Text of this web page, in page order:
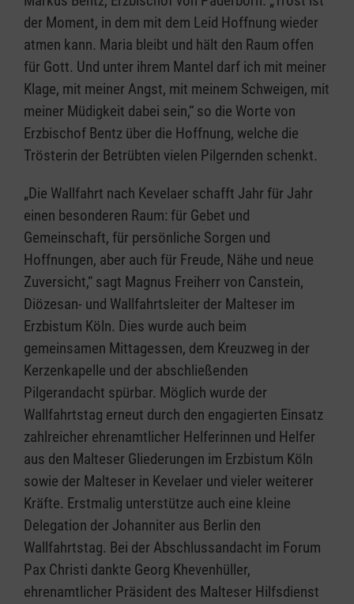
der Moment, in dem mit dem Leid Hoffnung wieder
atmen kann. Maria bleibt und hält den Raum offen
für Gott. Und unter ihrem Mantel darf ich mit meiner
Klage, mit meiner Angst, mit meinem Schweigen, mit
meiner Müdigkeit dabei sein,“ so die Worte von
Erzbischof Bentz über die Hoffnung, welche die
Trösterin der Betrübten vielen Pilgernden schenkt.
„Die Wallfahrt nach Kevelaer schafft Jahr für Jahr
einen besonderen Raum: für Gebet und
Gemeinschaft, für persönliche Sorgen und
Hoffnungen, aber auch für Freude, Nähe und neue
Zuversicht,“ sagt Magnus Freiherr von Canstein,
Diözesan- und Wallfahrtsleiter der Malteser im
Erzbistum Köln. Dies wurde auch beim
gemeinsamen Mittagessen, dem Kreuzweg in der
Kerzenkapelle und der abschließenden
Pilgerandacht spürbar. Möglich wurde der
Wallfahrtstag erneut durch den engagierten Einsatz
zahlreicher ehrenamtlicher Helferinnen und Helfer
aus den Malteser Gliederungen im Erzbistum Köln
sowie der Malteser in Kevelaer und vieler weiterer
Kräfte. Erstmalig unterstütze auch eine kleine
Delegation der Johanniter aus Berlin den
Wallfahrtstag. Bei der Abschlussandacht im Forum
Pax Christi dankte Georg Khevenhüller,
ehrenamtlicher Präsident des Malteser Hilfsdienst